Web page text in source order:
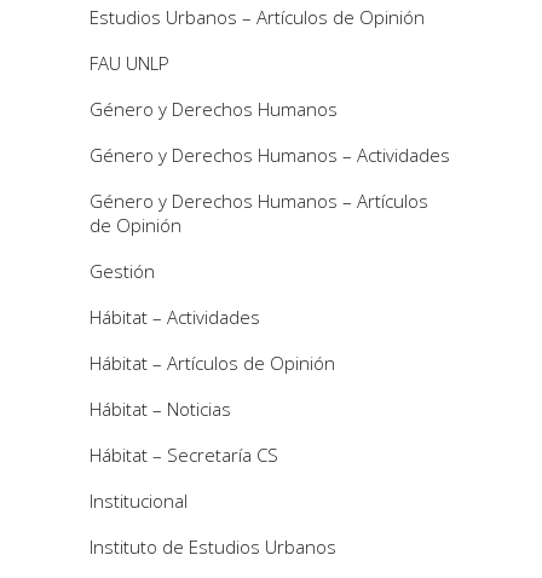
Estudios Urbanos – Artículos de Opinión
FAU UNLP
Género y Derechos Humanos
Género y Derechos Humanos – Actividades
Género y Derechos Humanos – Artículos
de Opinión
Gestión
Hábitat – Actividades
Hábitat – Artículos de Opinión
Hábitat – Noticias
Hábitat – Secretaría CS
Institucional
Instituto de Estudios Urbanos